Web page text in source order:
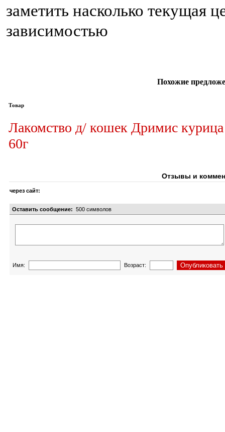
заметить насколько текущая
зависимостью
Похожие
Товар
Лакомство д/ кошек Дримис курица
60г
Отзывы и
через сайт:
Оставить сообщение: 500 символов
Имя: Возраст: